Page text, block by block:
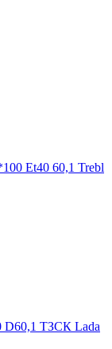
Et40 60,1 Trebl
D60,1 ТЗСК Lada